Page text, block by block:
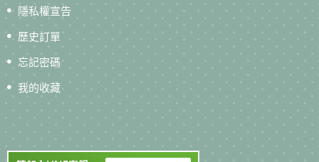
隱私權宣告
歷史訂單
忘記密碼
我的收藏